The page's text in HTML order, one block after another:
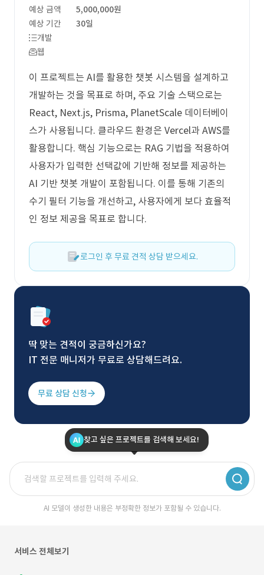
예상 금액
5,000,000원
예상 기간
30일
개발
웹
이 프로젝트는 AI를 활용한 챗봇 시스템을 설계하고
개발하는 것을 목표로 하며, 주요 기술 스택으로는
React, Next.js, Prisma, PlanetScale 데이터베이
스가 사용됩니다. 클라우드 환경은 Vercel과 AWS를
활용합니다. 핵심 기능으로는 RAG 기법을 적용하여
사용자가 입력한 선택값에 기반해 정보를 제공하는
AI 기반 챗봇 개발이 포함됩니다. 이를 통해 기존의
수기 필터 기능을 개선하고, 사용자에게 보다 효율적
인 정보 제공을 목표로 합니다.
로그인 후 무료 견적 상담 받으세요.
딱 맞는 견적이 궁금하신가요?
IT 전문 매니저가 무료로 상담해드려요.
무료 상담 신청
찾고 싶은 프로젝트를 검색해 보세요!
AI 모델이 생성한 내용은 부정확한 정보가 포함될 수 있습니다.
서비스 전체보기